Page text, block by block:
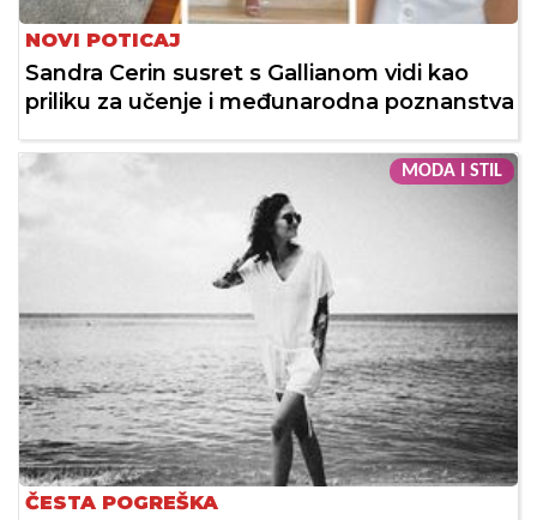
NOVI POTICAJ
Sandra Cerin susret s Gallianom vidi kao
priliku za učenje i međunarodna poznanstva
MODA I STIL
ČESTA POGREŠKA